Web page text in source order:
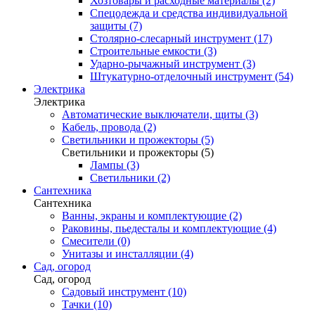
Спецодежда и средства индивидуальной
защиты (7)
Столярно-слесарный инструмент (17)
Строительные емкости (3)
Ударно-рычажный инструмент (3)
Штукатурно-отделочный инструмент (54)
Электрика
Электрика
Автоматические выключатели, щиты (3)
Кабель, провода (2)
Светильники и прожекторы (5)
Светильники и прожекторы (5)
Лампы (3)
Светильники (2)
Сантехника
Сантехника
Ванны, экраны и комплектующие (2)
Раковины, пьедесталы и комплектующие (4)
Смесители (0)
Унитазы и инсталляции (4)
Сад, огород
Сад, огород
Садовый инструмент (10)
Тачки (10)